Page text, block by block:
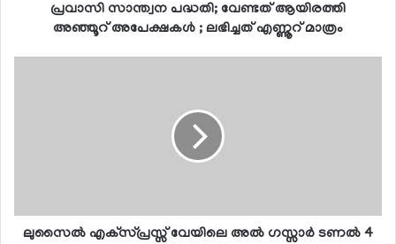
പ്രവാസി സാന്ത്വന പദ്ധതി; വേണ്ടത് ആയിരത്തി
അഞ്ഞൂറ് അപേക്ഷകള്‍ ; ലഭിച്ചത് എണ്ണൂറ് മാത്രം
ലുസൈല്‍ എക്‌സ്പ്രസ്സ് വേയിലെ അല്‍ ഗസ്സാര്‍ ടണല്‍ 4